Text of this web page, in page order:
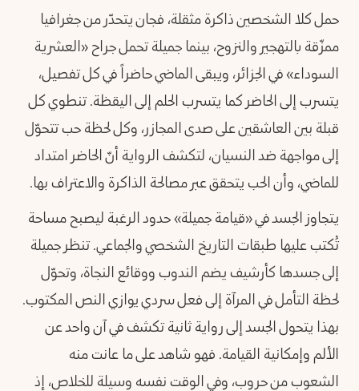
حمل كلا الشخصين ذاكرة مثقلة، فجان يتحدّر من جغرافيا
ممزّقة بالتهجير والنزوح، بينما جميلة تحمل جراح «العشرية
السوداء» في الجزائر، ويبقى الماضي حاضراً في كل تفصيل،
يتسرب إلى الحاضر كما يتسرب الحلم إلى اليقظة. تنطوي كل
قبلة بين العاشقين على صدى المجازر، وكل لحظة حب تتحوّل
إلى مواجهة ضد النسيان، لتكشف الرواية أنّ الحاضر امتداد
للماضي، وأن الحب يتحقق عبر مصالحة الذاكرة والاعتراف بها.
يتجاوز الجسد في «قيامة جميلة» حدود الرغبة ليصبح مساحة
تُكتب عليها طبقات التاريخ الشخصي والجماعي. تنظر جميلة
إلى جسدها كأرشيف يضم الندوب ووقائع النجاة، وتحوّل
لحظة التأمل في المرآة إلى فعل سردي يوازي النص المكتوب.
بهذا يتحول الجسد إلى رواية ثانية تكشف في آن واحد عن
الألم وإمكانية القيامة. فهو شاهد على ما عانت منه
الشعوب من حروب، وفي الوقت نفسه وسيلة للخلاص، إذ